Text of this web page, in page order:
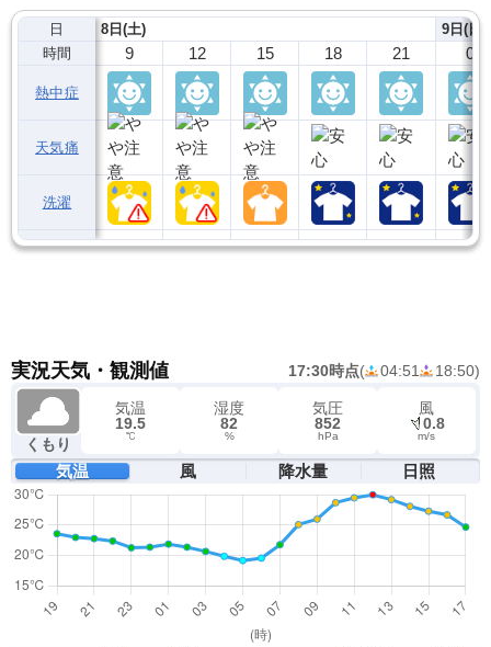
日
時間
熱中症
天気痛
洗濯
8日(土)
9 12 15 18 21
9日(日)
0
実況天気・観測値 17:30時点( 04:51 18:50)
くもり
気温
19.5
℃
湿度
82
%
気圧
852
hPa
風
0.8
m/s
気温 風 降水量 日照